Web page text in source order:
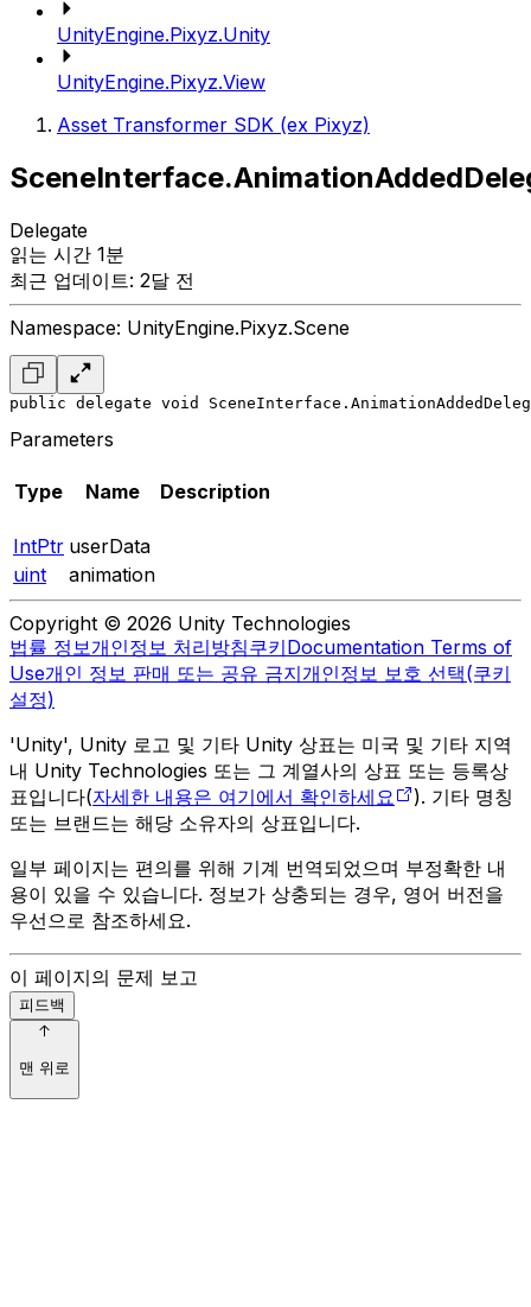
UnityEngine.Pixyz.Unity
UnityEngine.Pixyz.View
Asset Transformer SDK (ex Pixyz)
Delegate
읽는 시간 1분
최근 업데이트: 2달 전
Namespace: UnityEngine.Pixyz.Scene
public delegate void
Parameters
Type Name Description
IntPtr userData
uint
animation
Copyright © 2026 Unity Technologies
법률 정보개인정보 처리방침쿠키Documentation Terms of
Use개인 정보 판매 또는 공유 금지개인정보 보호 선택(쿠키
설정)
'Unity', Unity 로고 및 기타 Unity 상표는 미국 및 기타 지역
내 Unity Technologies 또는 그 계열사의 상표 또는 등록상
표입니다(자세한 내용은 여기에서 확인하세요
). 기타 명칭
또는 브랜드는 해당 소유자의 상표입니다.
일부 페이지는 편의를 위해 기계 번역되었으며 부정확한 내
용이 있을 수 있습니다. 정보가 상충되는 경우, 영어 버전을
우선으로 참조하세요.
이 페이지의 문제 보고
피드백
맨 위로